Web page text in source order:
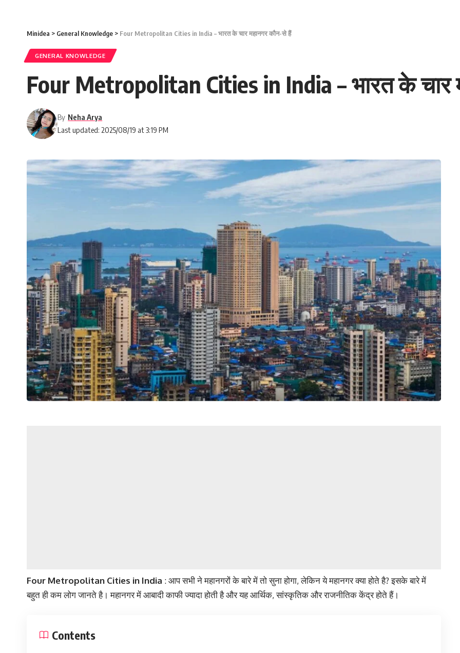
Minidea > General Knowledge > Four Metropolitan Cities in India – भारत के चार महानगर कौन-से हैं
GENERAL KNOWLEDGE
Four Metropolitan Cities in India – भारत के चार
Last updated: 2025/08/19 at 3:19 PM
By Neha Arya
Four Metropolitan Cities in India : आप सभी ने महानगरों के बारे में तो सुना होगा, लेकिन ये महानगर क्या होते है? इसके बारे में
बहुत ही कम लोग जानते है। महानगर में आबादी काफी ज्यादा होती है और यह आर्थिक, सांस्कृतिक और राजनीतिक केंद्र होते हैं।
Contents